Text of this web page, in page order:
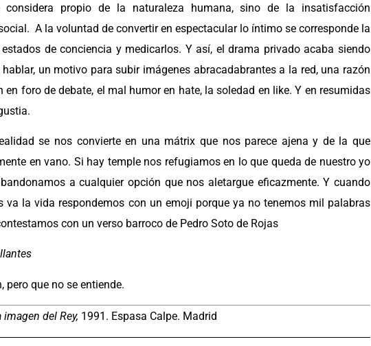
propio de la naturaleza humana, sino de la insatisfacción
A la voluntad de convertir en espectacular lo íntimo se corresponde la
de conciencia y medicarlos. Y así, el drama privado acaba siendo
un motivo para subir imágenes abracadabrantes a la red, una razón
foro de debate, el mal humor en hate, la soledad en like. Y en resumidas
se nos convierte en una mátrix que nos parece ajena y de la que
en vano. Si hay temple nos refugiamos en lo que queda de nuestro yo
a cualquier opción que nos aletargue eficazmente. Y cuando
va la vida respondemos con un emoji porque ya no tenemos mil palabras
con un verso barroco de Pedro Soto de Rojas
pero que no se entiende.
imagen del Rey, 1991. Espasa Calpe. Madrid